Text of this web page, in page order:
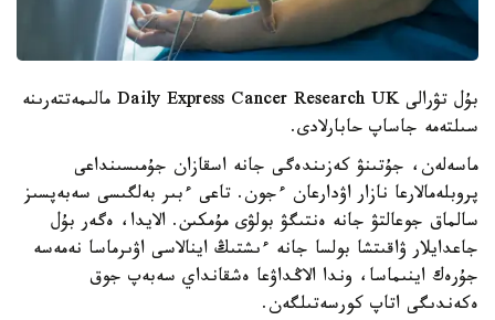
بۇل تۋرالى Daily Express Cancer Research UK مالىمەتتەرىنە
سىلتەمە جاساپ حابارلادى.
ماسەلەن، جۇتىنۋ كەزىندەگى جانە اسقازان جۇمىسىنداعى
پروبلەمالارعا نازار اۋدارعان ءجون. تاعى ءبىر بەلگىسى سەبەپسىز
سالماق جوعالتۋ جانە ەنتىگۋ بولۋى مۇمكىن. الايدا، ەگەر بۇل
جاعدايلار ۋاقىتشا بولسا جانە ءىشتىڭ اينالاسى اۋىرماسا نەمەسە
جۇرەك اينىماسا، وندا الاڭداۋعا ەشقانداي سەبەپ جوق
ەكەندىگى اتاپ كورسەتىلگەن.